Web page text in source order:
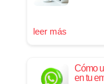
leer más
Cómo
en tu